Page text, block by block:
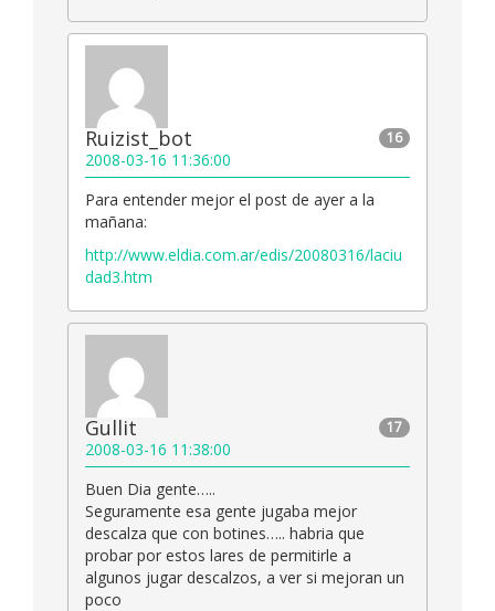
16
Ruizist_bot
2008-03-16 11:36:00
Para entender mejor el post de ayer a la
mañana:
http://www.eldia.com.ar/edis/20080316/laciu
dad3.htm
17
Gullit
2008-03-16 11:38:00
Buen Dia gente…..
Seguramente esa gente jugaba mejor
descalza que con botines….. habria que
probar por estos lares de permitirle a
algunos jugar descalzos, a ver si mejoran un
poco